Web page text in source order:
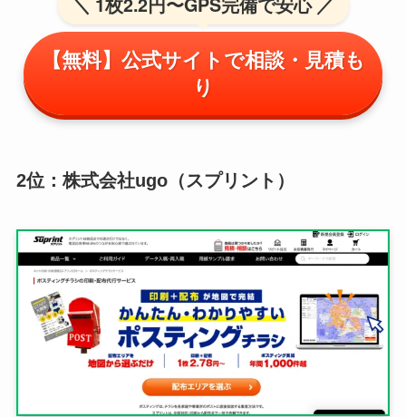
【無料】公式サイトで相談・見積も
り
2位：株式会社ugo（スプリント）